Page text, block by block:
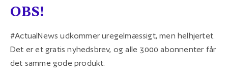
OBS!
#ActualNews udkommer uregelmæssigt, men helhjertet.
Det er et gratis nyhedsbrev, og alle 3000 abonnenter får
det samme gode produkt.